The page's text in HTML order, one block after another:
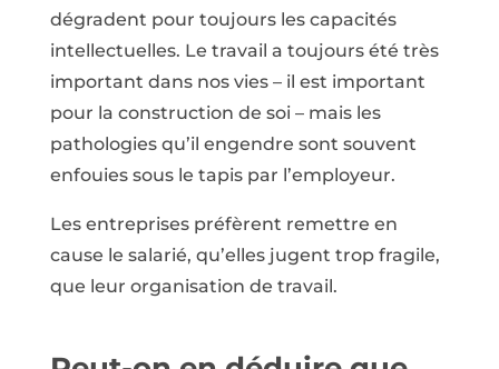
dégradent pour toujours les capacités
intellectuelles. Le travail a toujours été très
important dans nos vies – il est important
pour la construction de soi – mais les
pathologies qu’il engendre sont souvent
enfouies sous le tapis par l’employeur.
Les entreprises préfèrent remettre en
cause le salarié, qu’elles jugent trop fragile,
que leur organisation de travail.